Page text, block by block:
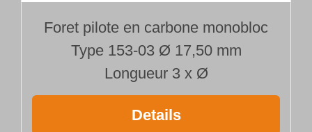
Foret pilote en carbone monobloc
Type 153-03 Ø 17,50 mm
Longueur 3 x Ø
Details